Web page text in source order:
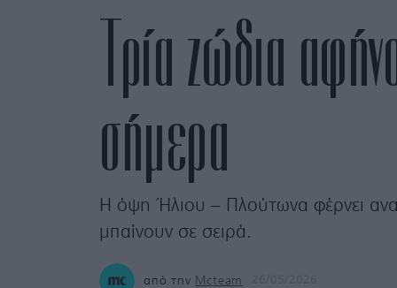
Τρία ζώδια
σήμερα
Η όψη Ήλιου – Πλούτωνα φέρνει
μπαίνουν σε σειρά.
από την Mcteam